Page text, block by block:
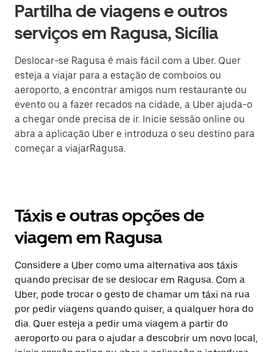
Partilha de viagens e outros
serviços em Ragusa, Sicília
Deslocar-se Ragusa é mais fácil com a Uber. Quer
esteja a viajar para a estação de comboios ou
aeroporto, a encontrar amigos num restaurante ou
evento ou a fazer recados na cidade, a Uber ajuda-o
a chegar onde precisa de ir. Inicie sessão online ou
abra a aplicação Uber e introduza o seu destino para
começar a viajarRagusa.
Táxis e outras opções de
viagem em Ragusa
Considere a Uber como uma alternativa aos táxis
quando precisar de se deslocar em Ragusa. Com a
Uber, pode trocar o gesto de chamar um táxi na rua
por pedir viagens quando quiser, a qualquer hora do
dia. Quer esteja a pedir uma viagem a partir do
aeroporto ou para o ajudar a descobrir um novo local,